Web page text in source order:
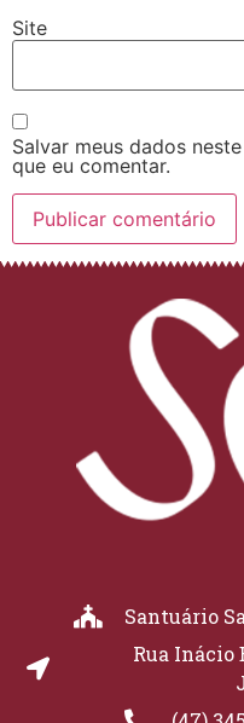
Site
Salvar meus dados
que eu comentar.
Santuário
Rua Inácio